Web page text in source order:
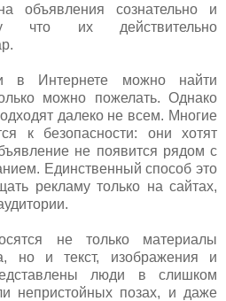
объявления сознательно и
что их действительно
Интернете можно найти
можно пожелать. Однако
далеко не всем. Многие
к безопасности: они хотят
не появится рядом с
Единственный способ это
рекламу только на сайтах,
не только материалы
но и текст, изображения и
люди в слишком
непристойных позах, и даже